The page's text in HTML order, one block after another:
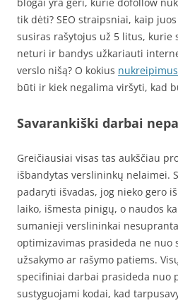
tik dėti? SEO straipsniai, kaip
susiras rašytojus už 5 litus, kurie
neturi ir bandys užkariauti
verslo nišą? O kokius
būti ir kiek negalima viršyti, kad
Savarankiški darbai
Greičiausiai visas tas aukščiau
išbandytas verslininkų nelaimei.
padaryti išvadas, jog nieko gero
laiko, išmesta pinigų, o naudos
sumanieji verslininkai
optimizavimas prasideda ne nuo
užsakymo ar rašymo patiems.
specifiniai darbai prasideda nuo
sustyguojami kodai, kad